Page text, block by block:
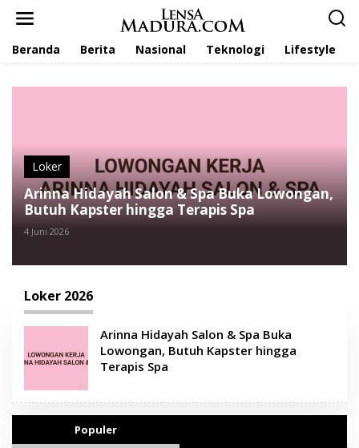
Beranda Berita Nasional Teknologi Lifestyle
Loker
Arinna Hidayah Salon & Spa Buka Lowongan,
Butuh Kapster hingga Terapis Spa
4 Juni 2026
Loker 2026
Arinna Hidayah Salon & Spa Buka
Lowongan, Butuh Kapster hingga
Terapis Spa
Populer